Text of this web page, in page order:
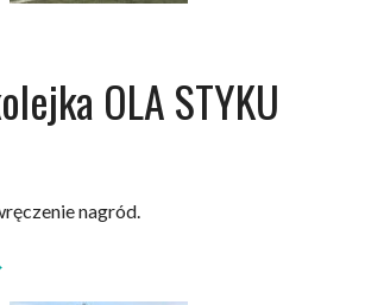
OLA STYKU
nagród.